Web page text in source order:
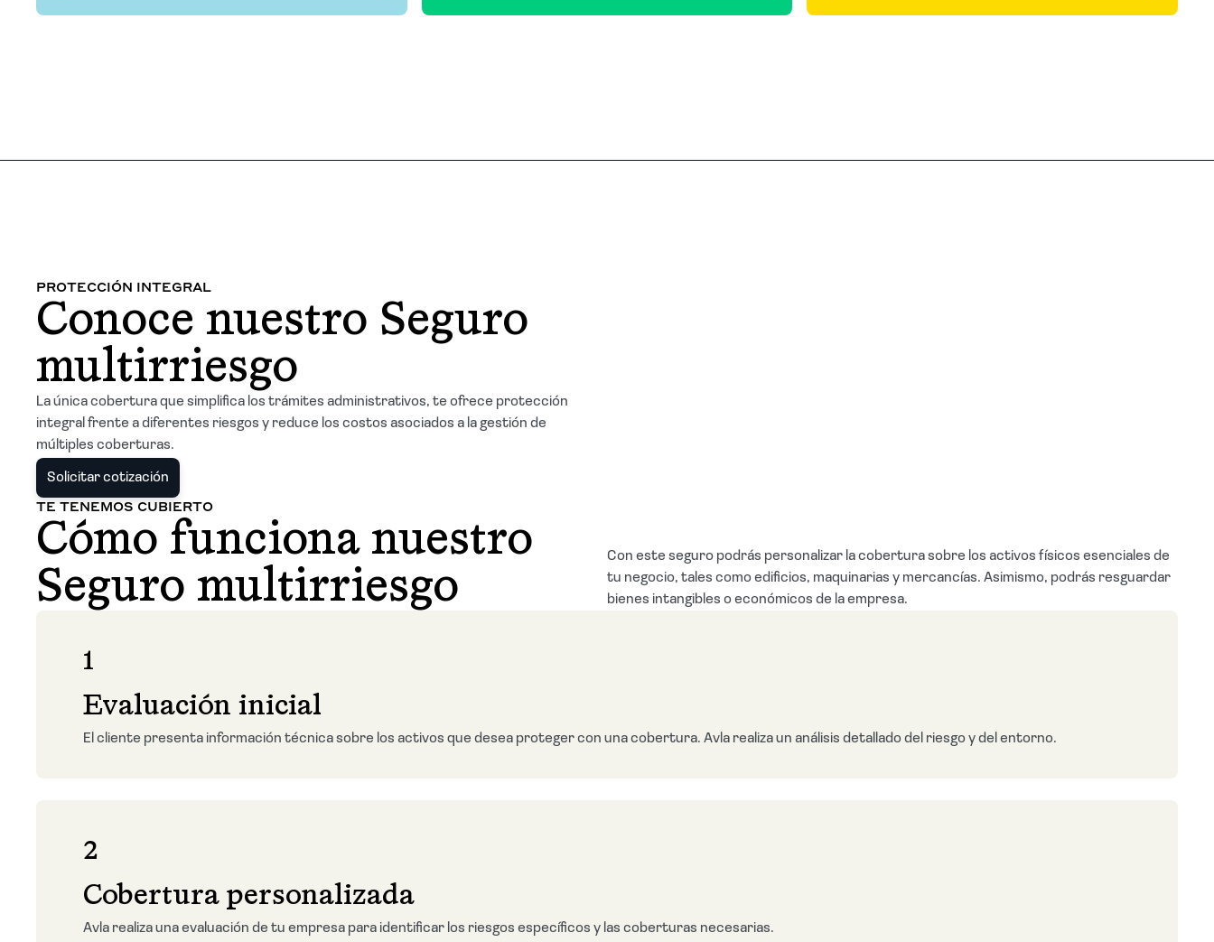
PROTECCIÓN INTEGRAL
Conoce nuestro Seguro
multirriesgo
La única cobertura que simplifica los trámites administrativos, te ofrece protección
integral frente a diferentes riesgos y reduce los costos asociados a la gestión de
múltiples coberturas.
Solicitar cotización
TE TENEMOS CUBIERTO
Cómo funciona nuestro
Seguro multirriesgo
Con este seguro podrás personalizar la cobertura sobre los activos físicos esenciales de
tu negocio, tales como edificios, maquinarias y mercancías. Asimismo, podrás resguardar
bienes intangibles o económicos de la empresa.
1
Evaluación inicial
El cliente presenta información técnica sobre los activos que desea proteger con una cobertura. Avla realiza un análisis detallado del riesgo y del entorno.
2
Cobertura personalizada
Avla realiza una evaluación de tu empresa para identificar los riesgos específicos y las coberturas necesarias.